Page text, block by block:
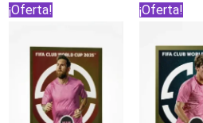
¡Oferta! ¡Oferta!